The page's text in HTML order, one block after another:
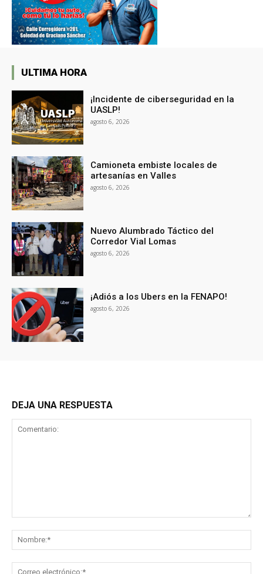
ULTIMA HORA
¡Incidente de ciberseguridad en la
UASLP!
agosto 6, 2026
Camioneta embiste locales de
artesanías en Valles
agosto 6, 2026
Nuevo Alumbrado Táctico del
Corredor Vial Lomas
agosto 6, 2026
¡Adiós a los Ubers en la FENAPO!
agosto 6, 2026
DEJA UNA RESPUESTA